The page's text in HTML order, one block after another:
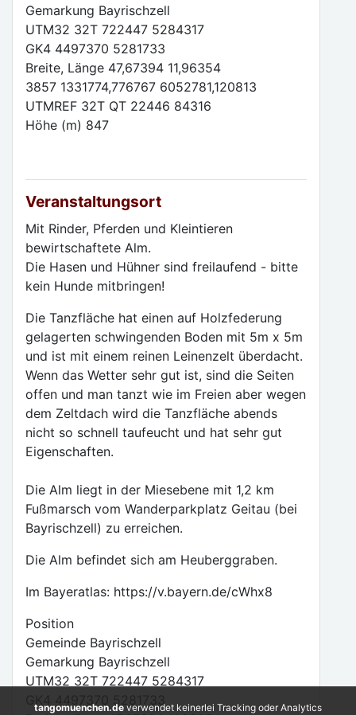
Gemarkung Bayrischzell
UTM32 32T 722447 5284317
GK4 4497370 5281733
Breite, Länge 47,67394 11,96354
3857 1331774,776767 6052781,120813
UTMREF 32T QT 22446 84316
Höhe (m) 847
Veranstaltungsort
Mit Rinder, Pferden und Kleintieren
bewirtschaftete Alm.
Die Hasen und Hühner sind freilaufend - bitte
kein Hunde mitbringen!
Die Tanzfläche hat einen auf Holzfederung
gelagerten schwingenden Boden mit 5m x 5m
und ist mit einem reinen Leinenzelt überdacht.
Wenn das Wetter sehr gut ist, sind die Seiten
offen und man tanzt wie im Freien aber wegen
dem Zeltdach wird die Tanzfläche abends
nicht so schnell taufeucht und hat sehr gut
Eigenschaften.
Die Alm liegt in der Miesebene mit 1,2 km
Fußmarsch vom Wanderparkplatz Geitau (bei
Bayrischzell) zu erreichen.
Die Alm befindet sich am Heuberggraben.
Im Bayeratlas: https://v.bayern.de/cWhx8
Position
Gemeinde Bayrischzell
Gemarkung Bayrischzell
UTM32 32T 722447 5284317
GK4 4497370 5281733
tangomuenchen.de verwendet keinerlei Tracking oder Analytics